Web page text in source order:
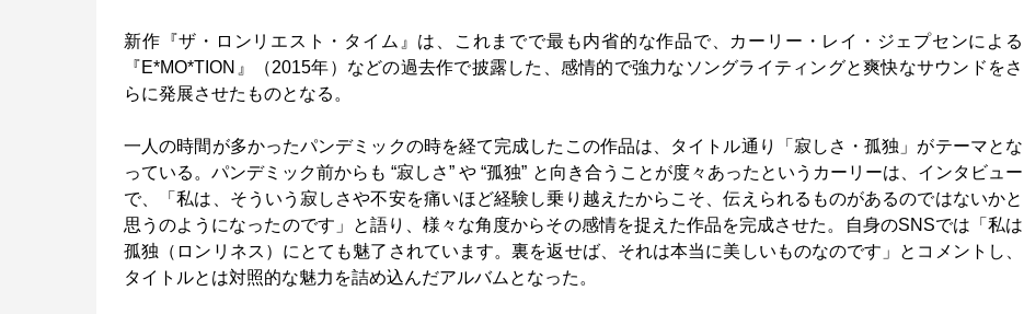
新作『ザ・ロンリエスト・タイム』は、これまでで最も内省的な作品で、カーリー・レイ・ジェプセンによる
『E*MO*TION』（2015年）などの過去作で披露した、感情的で強力なソングライティングと爽快なサウンドをさ
らに発展させたものとなる。
一人の時間が多かったパンデミックの時を経て完成したこの作品は、タイトル通り「寂しさ・孤独」がテーマとな
っている。パンデミック前からも “寂しさ” や “孤独” と向き合うことが度々あったというカーリーは、インタビュー
で、「私は、そういう寂しさや不安を痛いほど経験し乗り越えたからこそ、伝えられるものがあるのではないかと
思うのようになったのです」と語り、様々な角度からその感情を捉えた作品を完成させた。自身のSNSでは「私は
孤独（ロンリネス）にとても魅了されています。裏を返せば、それは本当に美しいものなのです」とコメントし、
タイトルとは対照的な魅力を詰め込んだアルバムとなった。